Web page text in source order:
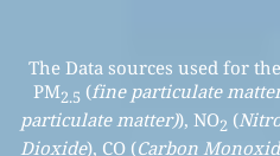
The Data sources used for
PM2.5 (fine particulate
particulate matter)), NO2 (
Dioxide), CO (Carbon